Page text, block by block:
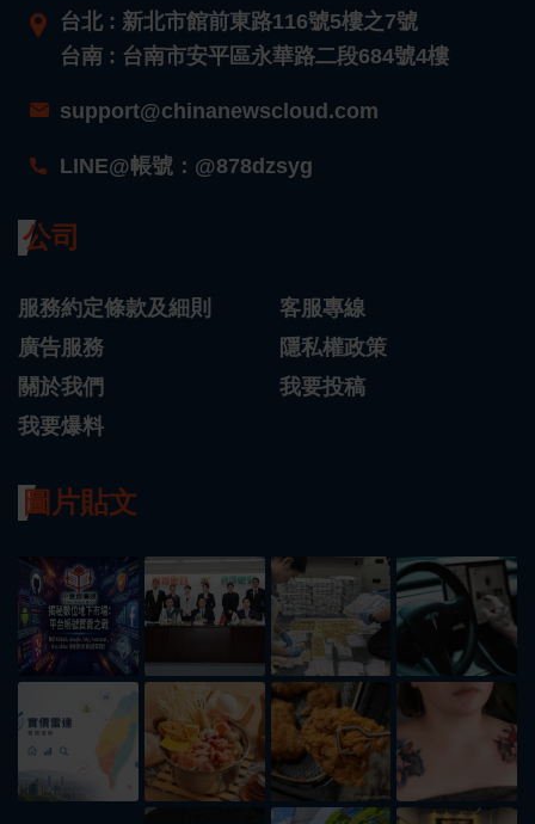
台北 : 新北市館前東路116號5樓之7號
台南 : 台南市安平區永華路二段684號4樓
support@chinanewscloud.com
LINE@帳號：@878dzsyg
公司
服務約定條款及細則
客服專線
廣告服務
隱私權政策
關於我們
我要投稿
我要爆料
圖片貼文